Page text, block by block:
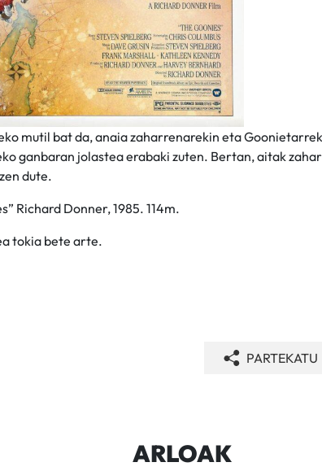
mutil bat da, anaia zaharrenarekin eta
ganbaran jolastea erabaki zuten. Bertan, aitak
dute.
Richard Donner, 1985. 114m.
tokia bete arte.
PARTEKATU
ARLOAK